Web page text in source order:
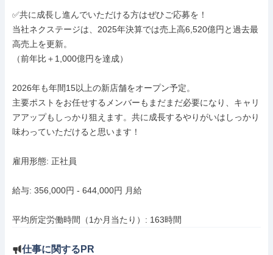
✅共に成長し進んでいただける方はぜひご応募を！
当社ネクステージは、2025年決算では売上高6,520億円と過去最
高売上を更新。
（前年比＋1,000億円を達成）
2026年も年間15以上の新店舗をオープン予定。
主要ポストをお任せするメンバーもまだまだ必要になり、キャリ
アアップもしっかり狙えます。共に成長するやりがいはしっかり
味わっていただけると思います！
雇用形態: 正社員
給与: 356,000円 - 644,000円 月給
平均所定労働時間（1か月当たり）: 163時間
仕事に関するPR